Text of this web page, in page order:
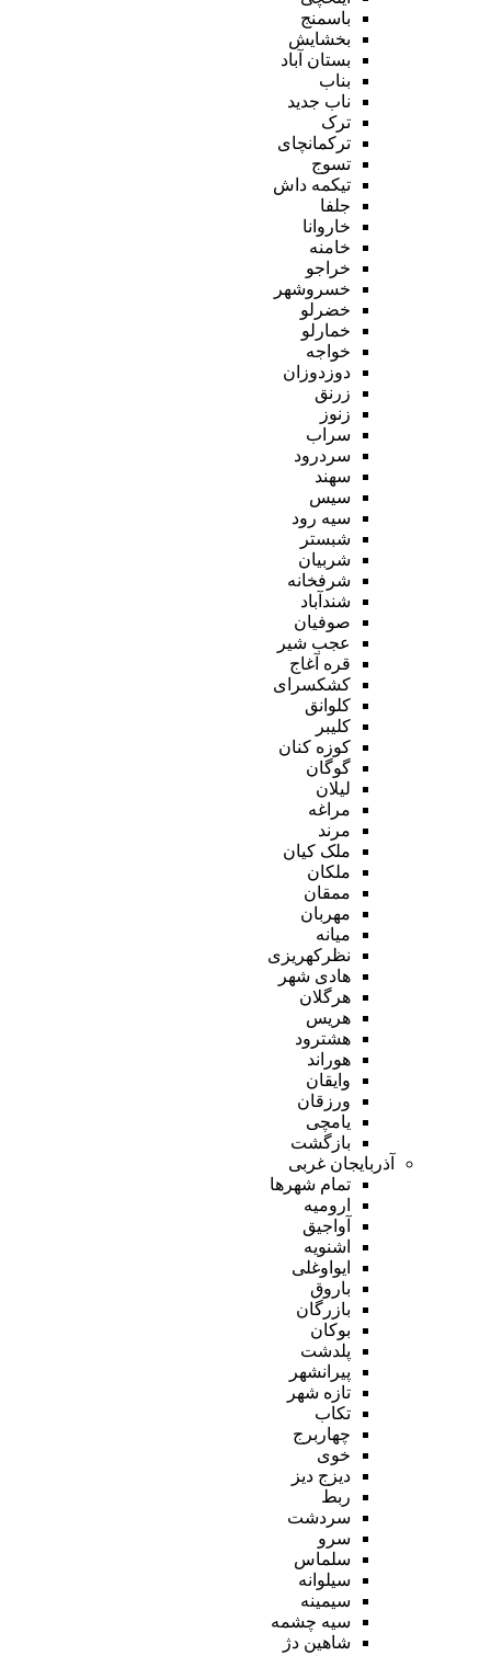
باسمنج
بخشایش
بستان آباد
بناب
ناب جدید
ترک
ترکمانچای
تسوج
تیکمه داش
جلفا
خاروانا
خامنه
خراجو
خسروشهر
خضرلو
خمارلو
خواجه
دوزدوزان
زرنق
زنوز
سراب
سردرود
سهند
سیس
سیه رود
شبستر
شربیان
شرفخانه
شندآباد
صوفیان
عجب شیر
قره آغاج
کشکسرای
کلوانق
کلیبر
کوزه کنان
گوگان
لیلان
مراغه
مرند
ملک کیان
ملکان
ممقان
مهربان
میانه
نظرکهریزی
هادی شهر
هرگلان
هریس
هشترود
هوراند
وایقان
ورزقان
یامچی
بازگشت
آذربایجان غربی
تمام شهر‌ها
ارومیه
آواجیق
اشنویه
ایواوغلی
باروق
بازرگان
بوکان
پلدشت
پیرانشهر
تازه شهر
تکاب
چهاربرج
خوی
دیزج دیز
ربط
سردشت
سرو
سلماس
سیلوانه
سیمینه
سیه چشمه
شاهین دژ